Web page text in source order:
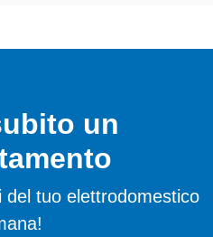
un
tuo elettrodomestico